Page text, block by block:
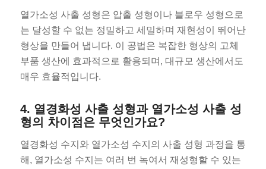
열가소성 사출 성형은 압출 성형이나 블로우 성형으로
는 달성할 수 없는 정밀하고 세밀하며 재현성이 뛰어난
형상을 만들어 냅니다. 이 공법은 복잡한 형상의 고체
부품 생산에 효과적으로 활용되며, 대규모 생산에서도
매우 효율적입니다.
4. 열경화성 사출 성형과 열가소성 사출 성
형의 차이점은 무엇인가요?
열경화성 수지와 열가소성 수지의 사출 성형 과정을 통
해, 열가소성 수지는 여러 번 녹여서 재성형할 수 있는